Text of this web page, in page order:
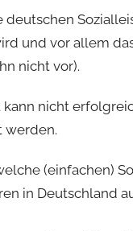
und vor allem
nicht vor).
nicht
werden.
(einfachen)
in Deutschland